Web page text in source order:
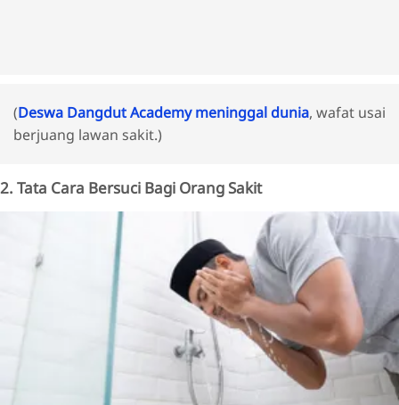
(Deswa Dangdut Academy meninggal dunia, wafat usai
berjuang lawan sakit.)
2. Tata Cara Bersuci Bagi Orang Sakit